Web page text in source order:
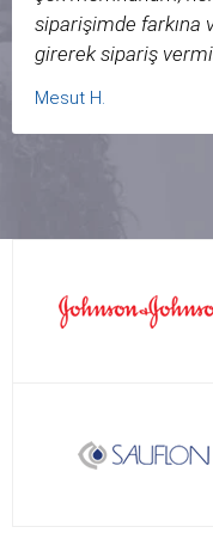
siparişimde farkına
girerek sipariş
memnuniyeti
ederim
Mesut H.